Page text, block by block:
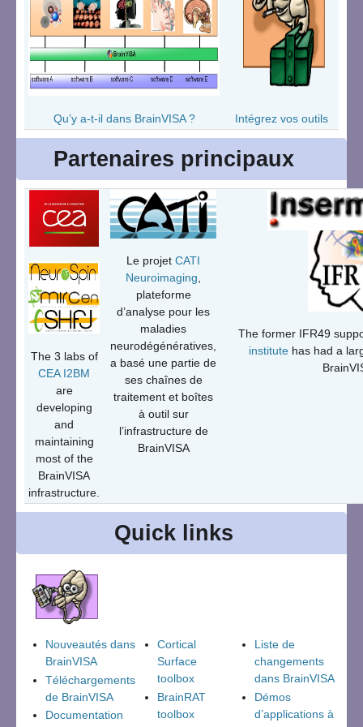
Qu’y a-t-il dans BrainVISA ? Intégrez vos outils
Partenaires principaux
The 3 labs of
CEA I2BM
are
developing
and
maintaining
most of the
BrainVISA
infrastructure.
Le projet CATI
Neuroimaging
plateforme
d’analyse pour les
maladies
neurodégénératives,
a basé une partie de
ses chaînes de
traitement et boîtes
à outil sur
l’infrastructure de
BrainVISA
The former IFR49
institute has had a
Quick links
Nouveautés dans
BrainVISA
Téléchargements
de BrainVISA
Documentation
Cortical
Surface
toolbox
BrainRAT
toolbox
Liste de
changements
dans BrainVISA
Démos
d’applications à